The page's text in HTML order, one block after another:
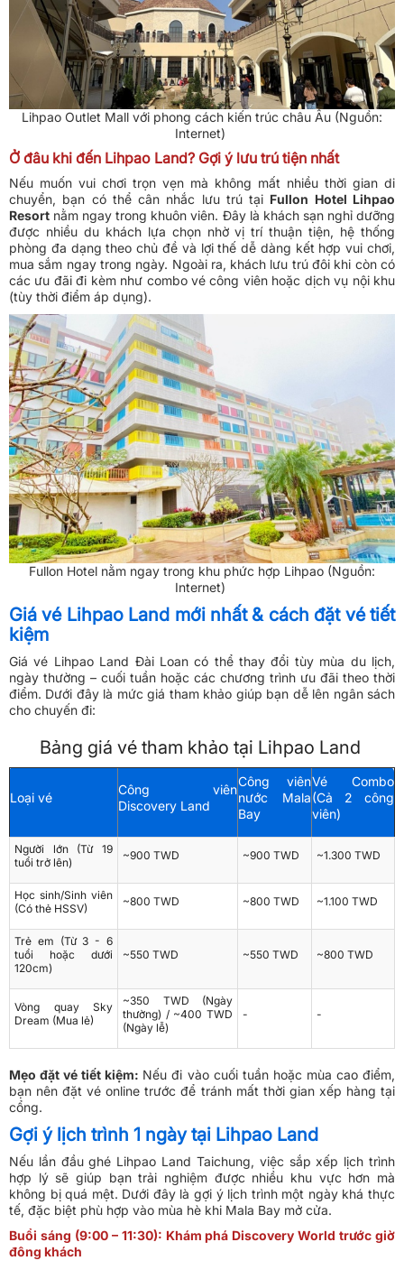
Lihpao Outlet Mall với phong cách kiến trúc châu Âu (Nguồn:
Internet)
Ở đâu khi đến Lihpao Land? Gợi ý lưu trú tiện nhất
Nếu muốn vui chơi trọn vẹn mà không mất nhiều thời gian di
chuyển, bạn có thể cân nhắc lưu trú tại Fullon Hotel Lihpao
Resort nằm ngay trong khuôn viên. Đây là khách sạn nghỉ dưỡng
được nhiều du khách lựa chọn nhờ vị trí thuận tiện, hệ thống
phòng đa dạng theo chủ đề và lợi thế dễ dàng kết hợp vui chơi,
mua sắm ngay trong ngày. Ngoài ra, khách lưu trú đôi khi còn có
các ưu đãi đi kèm như combo vé công viên hoặc dịch vụ nội khu
(tùy thời điểm áp dụng).
Fullon Hotel nằm ngay trong khu phức hợp Lihpao (Nguồn:
Internet)
Giá vé Lihpao Land mới nhất & cách đặt vé tiết
kiệm
Giá vé Lihpao Land Đài Loan có thể thay đổi tùy mùa du lịch,
ngày thường – cuối tuần hoặc các chương trình ưu đãi theo thời
điểm. Dưới đây là mức giá tham khảo giúp bạn dễ lên ngân sách
cho chuyến đi:
Bảng giá vé tham khảo tại Lihpao Land
Loại vé
Công viên
Discovery Land
Công viên
nước Mala
Bay
Vé Combo
(Cả 2 công
viên)
Người lớn (Từ 19
tuổi trở lên)
~900 TWD ~900 TWD ~1.300 TWD
Học sinh/Sinh viên
(Có thẻ HSSV)
~800 TWD ~800 TWD ~1.100 TWD
Trẻ em (Từ 3 - 6
tuổi hoặc dưới
120cm)
~550 TWD ~550 TWD ~800 TWD
Vòng quay Sky
Dream (Mua lẻ)
~350 TWD (Ngày
thường) / ~400 TWD
(Ngày lễ)
- -
Mẹo đặt vé tiết kiệm: Nếu đi vào cuối tuần hoặc mùa cao điểm,
bạn nên đặt vé online trước để tránh mất thời gian xếp hàng tại
cổng.
Gợi ý lịch trình 1 ngày tại Lihpao Land
Nếu lần đầu ghé Lihpao Land Taichung, việc sắp xếp lịch trình
hợp lý sẽ giúp bạn trải nghiệm được nhiều khu vực hơn mà
không bị quá mệt. Dưới đây là gợi ý lịch trình một ngày khá thực
tế, đặc biệt phù hợp vào mùa hè khi Mala Bay mở cửa.
Buổi sáng (9:00 – 11:30): Khám phá Discovery World trước giờ
đông khách